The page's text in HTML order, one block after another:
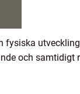
fysiska
och